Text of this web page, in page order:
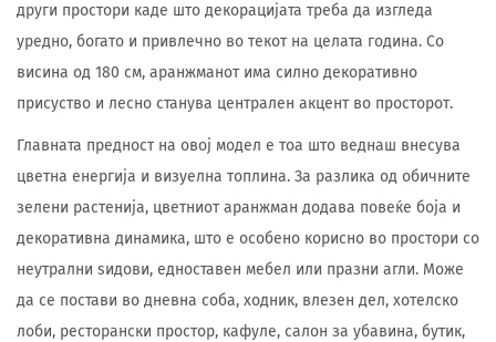
други простори каде што декорацијата треба да изгледа
уредно, богато и привлечно во текот на целата година. Со
висина од 180 см, аранжманот има силно декоративно
присуство и лесно станува централен акцент во просторот.
Главната предност на овој модел е тоа што веднаш внесува
цветна енергија и визуелна топлина. За разлика од обичните
зелени растенија, цветниот аранжман додава повеќе боја и
декоративна динамика, што е особено корисно во простори со
неутрални ѕидови, едноставен мебел или празни агли. Може
да се постави во дневна соба, ходник, влезен дел, хотелско
лоби, ресторански простор, кафуле, салон за убавина, бутик,